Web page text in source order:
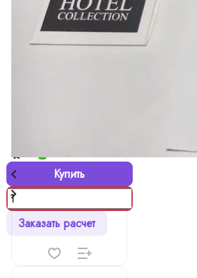
0 Есть в наличии
Купить
Заказать расчет